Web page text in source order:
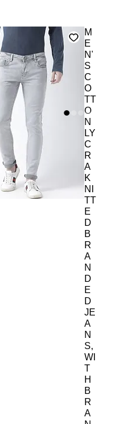
M
E
N'
S
C
O
TT
O
N
LY
C
R
A
K
NI
TT
E
D
B
R
A
N
D
E
D
JE
A
N
S,
WI
T
H
B
R
A